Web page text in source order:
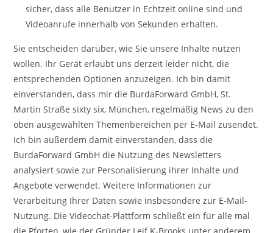
sicher, dass alle Benutzer in Echtzeit online sind und
Videoanrufe innerhalb von Sekunden erhalten.
Sie entscheiden darüber, wie Sie unsere Inhalte nutzen
wollen. Ihr Gerät erlaubt uns derzeit leider nicht, die
entsprechenden Optionen anzuzeigen. Ich bin damit
einverstanden, dass mir die BurdaForward GmbH, St.
Martin Straße sixty six, München, regelmäßig News zu den
oben ausgewählten Themenbereichen per E-Mail zusendet.
Ich bin außerdem damit einverstanden, dass die
BurdaForward GmbH die Nutzung des Newsletters
analysiert sowie zur Personalisierung ihrer Inhalte und
Angebote verwendet. Weitere Informationen zur
Verarbeitung Ihrer Daten sowie insbesondere zur E-Mail-
Nutzung. Die Videochat-Plattform schließt ein für alle mal